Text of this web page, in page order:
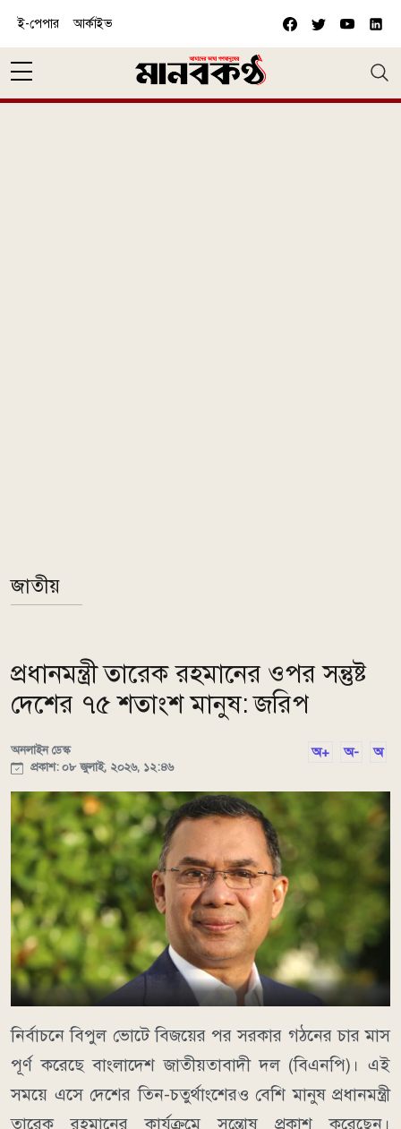
ই-পেপার আর্কাইভ
জাতীয়
প্রধানমন্ত্রী তারেক রহমানের ওপর সন্তুষ্ট
দেশের ৭৫ শতাংশ মানুষ: জরিপ
অনলাইন ডেস্ক
প্রকাশ: ০৮ জুলাই, ২০২৬, ১২:৪৬
অ+ অ- অ
নির্বাচনে বিপুল ভোটে বিজয়ের পর সরকার গঠনের চার মাস
পূর্ণ করেছে বাংলাদেশ জাতীয়তাবাদী দল (বিএনপি)। এই
সময়ে এসে দেশের তিন-চতুর্থাংশেরও বেশি মানুষ প্রধানমন্ত্রী
তারেক রহমানের কার্যক্রমে সন্তোষ প্রকাশ করেছেন।